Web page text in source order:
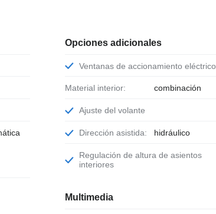
Opciones adicionales
Ventanas de accionamiento eléctrico
Material interior: combinación
Ajuste del volante
Dirección asistida: hidráulico
Regulación de altura de asientos
interiores
Multimedia